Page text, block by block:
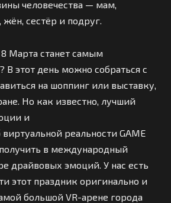
человечества — мам,
сестёр и подруг.
Марта станет самым
этот день можно собраться с
на шоппинг или выставку,
Но как известно, лучший
и
виртуальной реальности GAME
получить в международный
драйвовых эмоций. У нас есть
этот праздник оригинально и
большой VR-арене города